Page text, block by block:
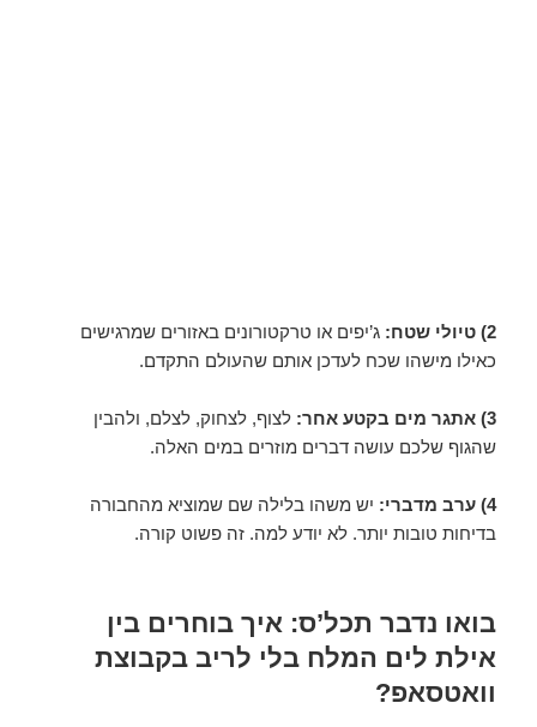
2) טיולי שטח:
ג’יפים או טרקטורונים באזורים שמרגישים
כאילו מישהו שכח לעדכן אותם שהעולם התקדם.
3) אתגר מים בקטע אחר:
לצוף, לצחוק, לצלם, ולהבין
שהגוף שלכם עושה דברים מוזרים במים האלה.
4) ערב מדברי:
יש משהו בלילה שם שמוציא מהחבורה
בדיחות טובות יותר. לא יודע למה. זה פשוט קורה.
בואו נדבר תכל’ס: איך בוחרים בין
אילת לים המלח בלי לריב בקבוצת
וואטסאפ?